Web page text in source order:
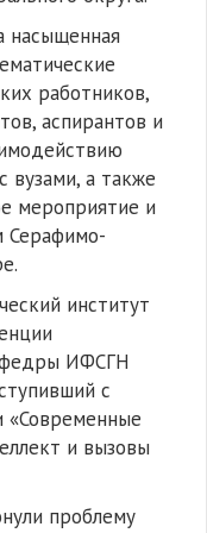
насыщенная
работников,
аспирантов и
вузами, а также
мероприятие и
Серафимо-
институт
ИФСГН
с
«Современные
и вызовы
проблему